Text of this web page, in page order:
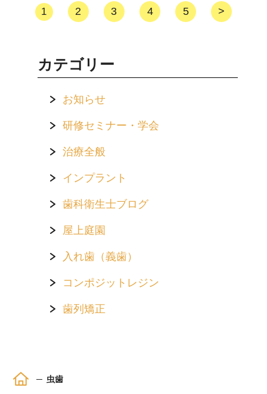
1 2 3 4 5 >
カテゴリー
お知らせ
研修セミナー・学会
治療全般
インプラント
歯科衛生士ブログ
屋上庭園
入れ歯（義歯）
コンポジットレジン
歯列矯正
ホーム 虫歯